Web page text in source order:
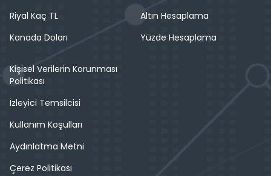
Riyal Kaç TL
Kanada Doları
Altın Hesaplama
Yüzde Hesaplama
Kişisel Verilerin Korunması
Politikası
İzleyici Temsilcisi
Kullanım Koşulları
Aydınlatma Metni
Çerez Politikası